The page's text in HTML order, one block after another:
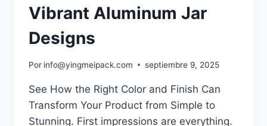
Vibrant Aluminum Jar
Designs
Por info@yingmeipack.com septiembre 9, 2025
See How the Right Color and Finish Can
Transform Your Product from Simple to
Stunning. First impressions are everything.